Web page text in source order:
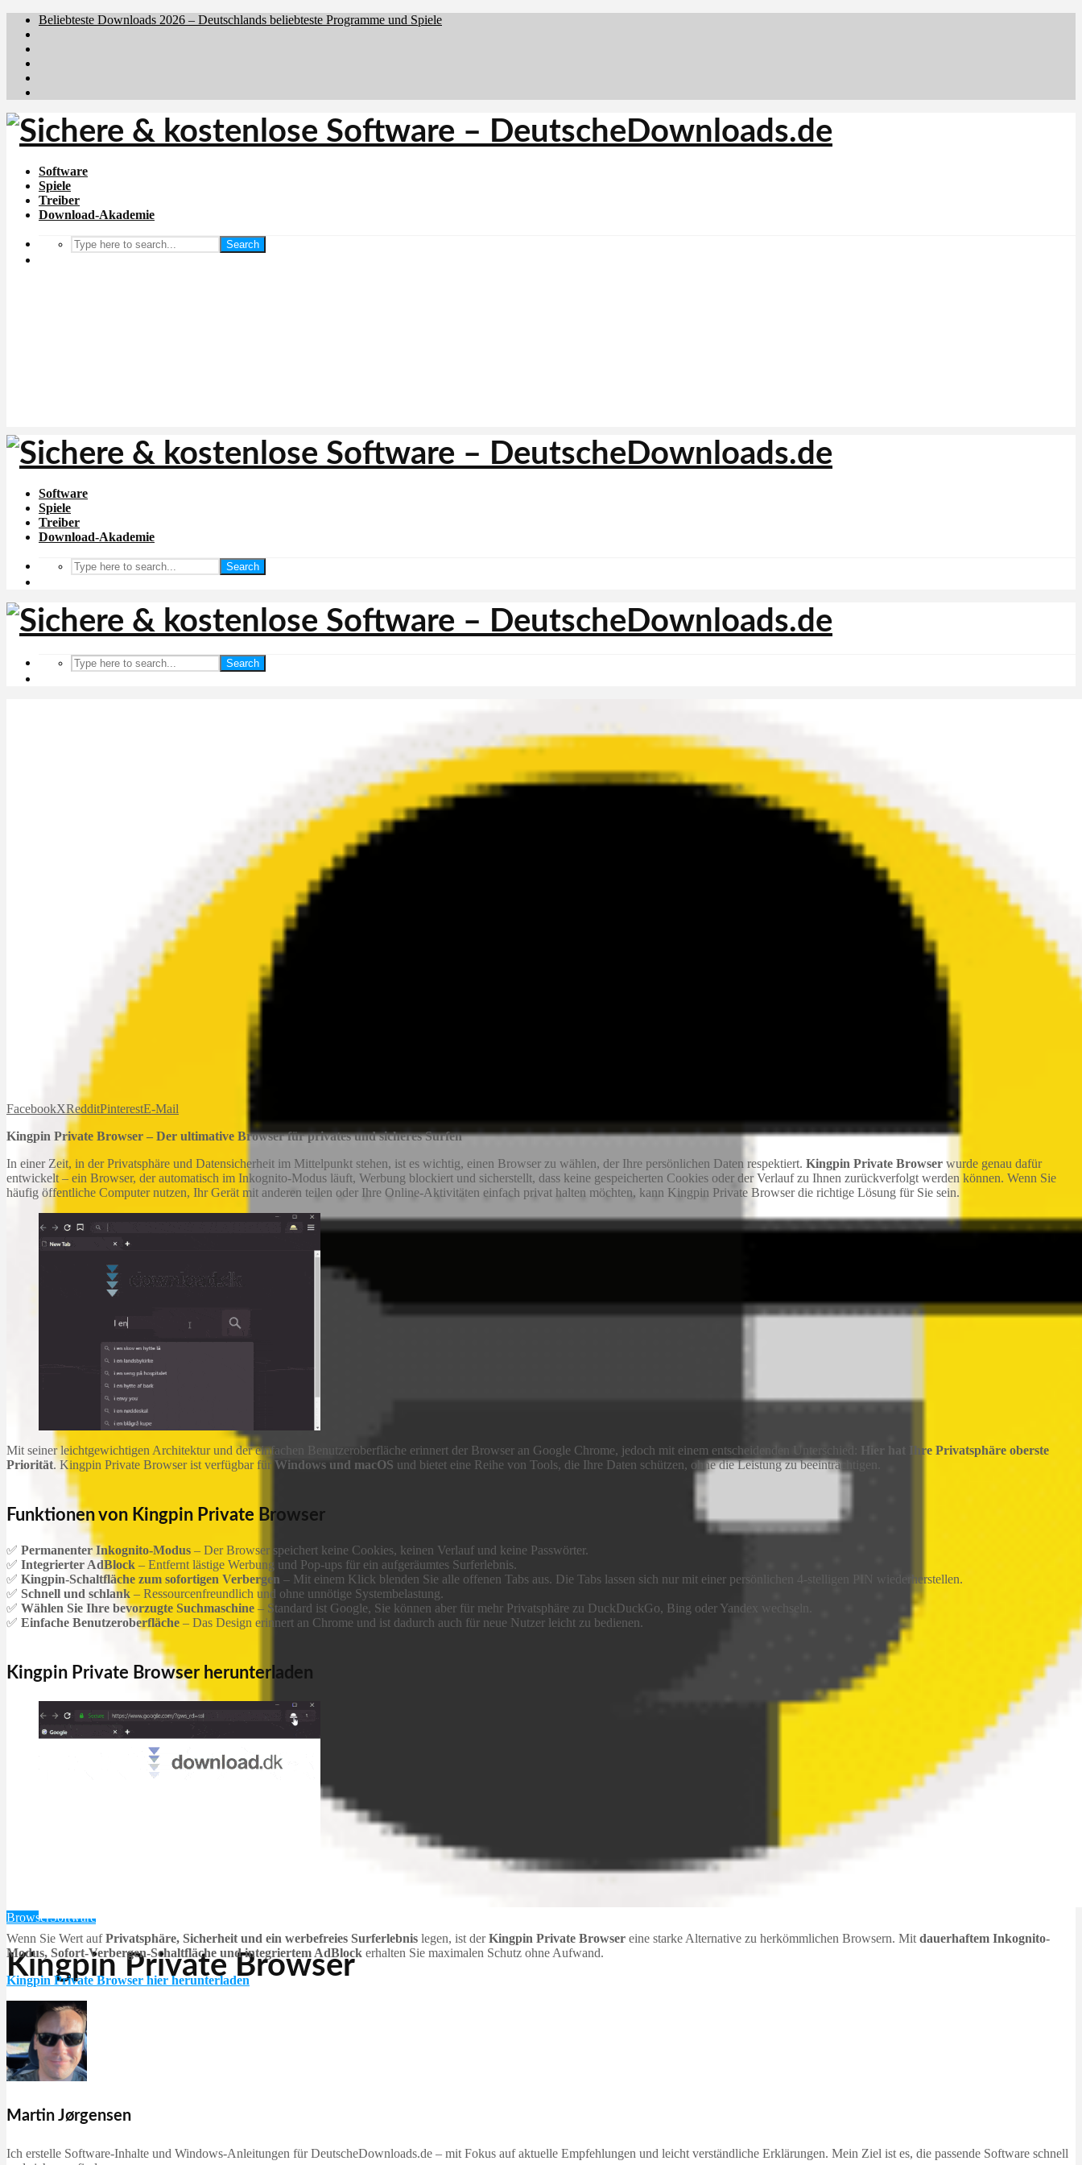
Beliebteste Downloads 2026 – Deutschlands beliebteste Programme und Spiele
Software
Spiele
Treiber
Download-Akademie
Search
Software
Spiele
Treiber
Download-Akademie
Search
Search
BrowserSoftware
Kingpin Private Browser
Martin Jørgensen
Dezember 8, 2025
FacebookXRedditPinterestE-Mail
Kingpin Private Browser – Der ultimative Browser für privates und sicheres Surfen
In einer Zeit, in der Privatsphäre und Datensicherheit im Mittelpunkt stehen, ist es wichtig, einen Browser zu wählen, der Ihre persönlichen Daten respektiert. Kingpin Private Browser wurde genau dafür
entwickelt – ein Browser, der automatisch im Inkognito-Modus läuft, Werbung blockiert und sicherstellt, dass keine gespeicherten Cookies oder der Verlauf zu Ihnen zurückverfolgt werden können. Wenn Sie
häufig öffentliche Computer nutzen, Ihr Gerät mit anderen teilen oder Ihre Online-Aktivitäten einfach privat halten möchten, kann Kingpin Private Browser die richtige Lösung für Sie sein.
Mit seiner leichtgewichtigen Architektur und der einfachen Benutzeroberfläche erinnert der Browser an Google Chrome, jedoch mit einem entscheidenden Unterschied:
Hier hat Ihre Privatsphäre oberste
Priorität. Kingpin Private Browser ist verfügbar für Windows und macOS und bietet eine Reihe von Tools, die Ihre Daten schützen, ohne die Leistung zu beeinträchtigen.
Funktionen von Kingpin Private Browser
✅ Permanenter Inkognito-Modus – Der Browser speichert keine Cookies, keinen Verlauf und keine Passwörter.
✅ Integrierter AdBlock – Entfernt lästige Werbung und Pop-ups für ein aufgeräumtes Surferlebnis.
✅ Kingpin-Schaltfläche zum sofortigen Verbergen – Mit einem Klick blenden Sie alle offenen Tabs aus. Die Tabs lassen sich nur mit einer persönlichen 4-stelligen PIN wiederherstellen.
✅ Schnell und schlank – Ressourcenfreundlich und ohne unnötige Systembelastung.
✅ Wählen Sie Ihre bevorzugte Suchmaschine – Standard ist Google, Sie können aber für mehr Privatsphäre zu DuckDuckGo, Bing oder Yandex wechseln.
✅ Einfache Benutzeroberfläche – Das Design erinnert an Chrome und ist dadurch auch für neue Nutzer leicht zu bedienen.
Kingpin Private Browser herunterladen
Wenn Sie Wert aufPrivatsphäre, Sicherheit und ein werbefreies Surferlebnis legen, ist derKingpin Private Browser eine starke Alternative zu herkömmlichen Browsern. Mit dauerhaftem Inkognito-
Modus, Sofort-Verbergen-Schaltfläche und integriertem AdBlock erhalten Sie maximalen Schutz ohne Aufwand.
Kingpin Private Browser hier herunterladen
Martin Jørgensen
Ich erstelle Software-Inhalte und Windows-Anleitungen für DeutscheDownloads.de – mit Fokus auf aktuelle Empfehlungen und leicht verständliche Erklärungen. Mein Ziel ist es, die passende Software schnell